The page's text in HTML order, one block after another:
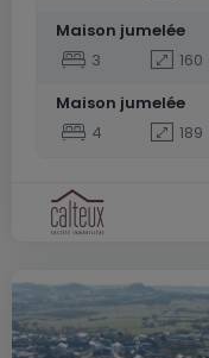
Maison jumelée
3
160
Maison jumelée
4
189